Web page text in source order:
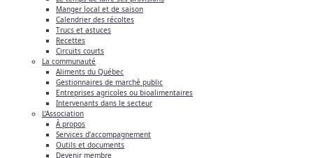
Manger local et de saison
Calendrier des récoltes
Trucs et astuces
Recettes
Circuits courts
La communauté
Aliments du Québec
Gestionnaires de marché public
Entreprises agricoles ou bioalimentaires
Intervenants dans le secteur
L’Association
À propos
Services d’accompagnement
Outils et documents
Devenir membre